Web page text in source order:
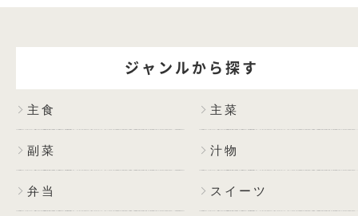
ジャンルから探す
主食 主菜
副菜 汁物
弁当 スイーツ